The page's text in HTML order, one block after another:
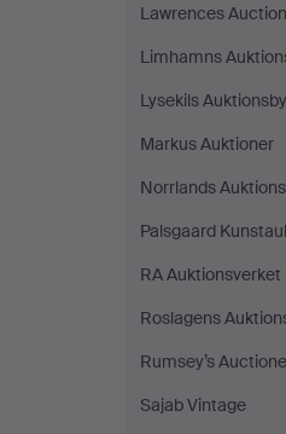
Lawrences
Limhamns
Lysekils
Markus Auktioner
Norrlands
Palsgaard
RA
Roslagens
Rumsey’s
Sajab Vintage